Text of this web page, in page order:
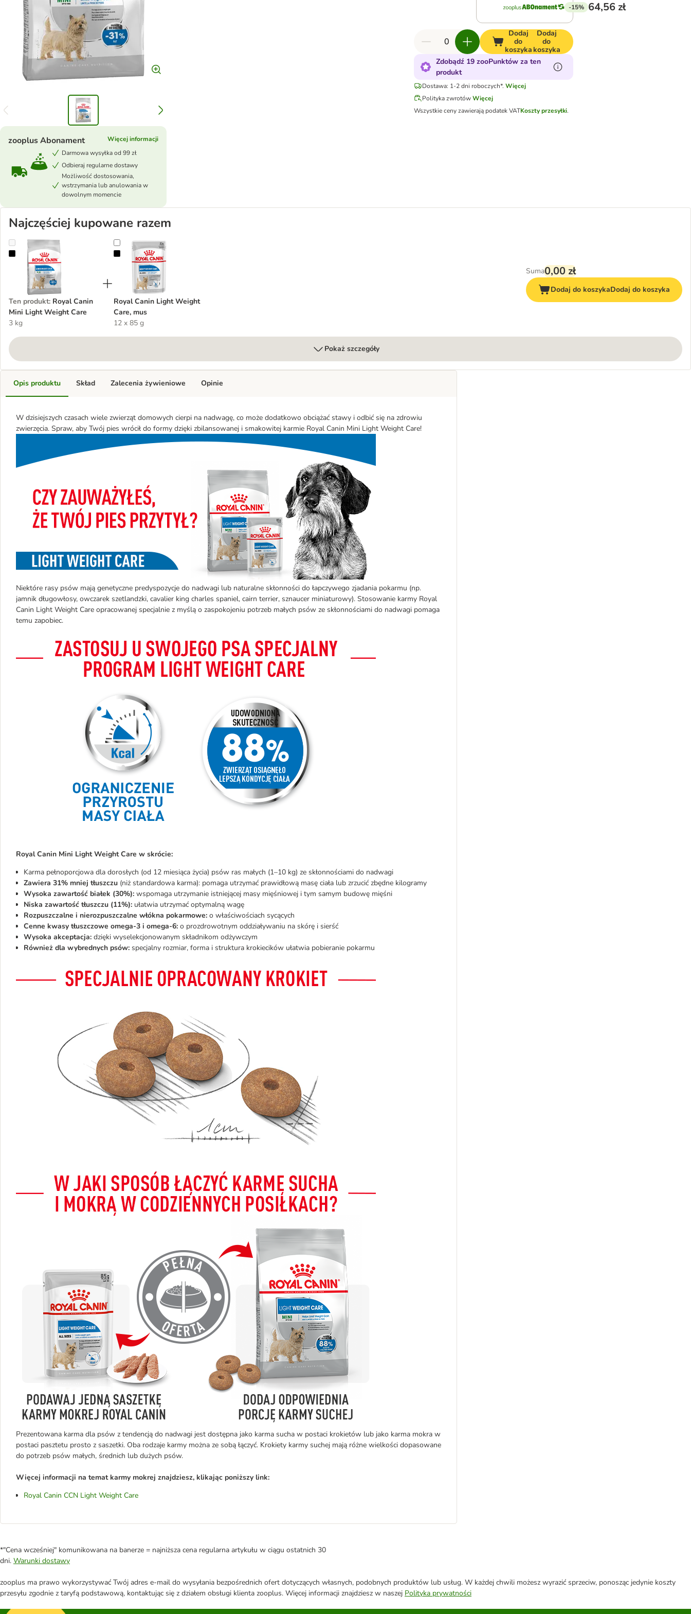
zooplus Abonament
Więcej informacji
Darmowa wysyłka od 99 zł
Odbieraj regularne dostawy
Możliwość dostosowania,
wstrzymania lub anulowania w
dowolnym momencie
-15% 64,56 zł
Dodaj
do
koszyka
Dodaj
do
koszyka
Zdobądź 19 zooPunktów za ten
produkt
Dostawa: 1-2 dni roboczych*. Więcej
Polityka zwrotów Więcej
Wszystkie ceny zawierają podatek VATKoszty przesyłki.
Najczęściej kupowane razem
Royal Canin Mini Light Weight Care
Ten produkt: Royal Canin
Mini Light Weight Care
3 kg
Royal Canin Light Weight Care, mus
Royal Canin Light Weight
Care, mus
12 x 85 g
Suma0,00 zł
Dodaj do koszykaDodaj do koszyka
Pokaż szczegóły
Opis produktu
W dzisiejszych czasach wiele zwierząt domowych cierpi na nadwagę, co może dodatkowo obciążać stawy i odbić się na zdrowiu
zwierzęcia. Spraw, aby Twój pies wrócił do formy dzięki zbilansowanej i smakowitej karmie Royal Canin Mini Light Weight Care!
Niektóre rasy psów mają genetyczne predyspozycje do nadwagi lub naturalne skłonności do łapczywego zjadania pokarmu (np.
jamnik długowłosy, owczarek szetlandzki, cavalier king charles spaniel, cairn terrier, sznaucer miniaturowy). Stosowanie karmy Royal
Canin Light Weight Care opracowanej specjalnie z myślą o zaspokojeniu potrzeb małych psów ze skłonnościami do nadwagi pomaga
temu zapobiec.
Royal Canin Mini Light Weight Care w skrócie:
Karma pełnoporcjowa dla dorosłych (od 12 miesiąca życia) psów ras małych (1–10 kg) ze skłonnościami do nadwagi
Zawiera 31% mniej tłuszczu (niż standardowa karma): pomaga utrzymać prawidłową masę ciała lub zrzucić zbędne kilogramy
Wysoka zawartość białek (30%): wspomaga utrzymanie istniejącej masy mięśniowej i tym samym budowę mięśni
Niska zawartość tłuszczu (11%): ułatwia utrzymać optymalną wagę
Rozpuszczalne i nierozpuszczalne włókna pokarmowe: o właściwościach sycących
Cenne kwasy tłuszczowe omega-3 i omega-6: o prozdrowotnym oddziaływaniu na skórę i sierść
Wysoka akceptacja: dzięki wyselekcjonowanym składnikom odżywczym
Również dla wybrednych psów: specjalny rozmiar, forma i struktura krokiecików ułatwia pobieranie pokarmu
Prezentowana karma dla psów z tendencją do nadwagi jest dostępna jako karma sucha w postaci krokietów lub jako karma mokra w
postaci pasztetu prosto z saszetki. Oba rodzaje karmy można ze sobą łączyć. Krokiety karmy suchej mają różne wielkości dopasowane
do potrzeb psów małych, średnich lub dużych psów.
Więcej informacji na temat karmy mokrej znajdziesz, klikając poniższy link:
Royal Canin CCN Light Weight Care
Skład Zalecenia żywieniowe Opinie
*"Cena wcześniej" komunikowana na banerze = najniższa cena regularna artykułu w ciągu ostatnich 30
dni. Warunki dostawy
zooplus ma prawo wykorzystywać Twój adres e-mail do wysyłania bezpośrednich ofert dotyczących własnych, podobnych produktów lub usług. W każdej chwili możesz wyrazić sprzeciw, ponosząc jedynie koszty
przesyłu zgodnie z taryfą podstawową, kontaktując się z działem obsługi klienta zooplus. Więcej informacji znajdziesz w naszej Polityka prywatności